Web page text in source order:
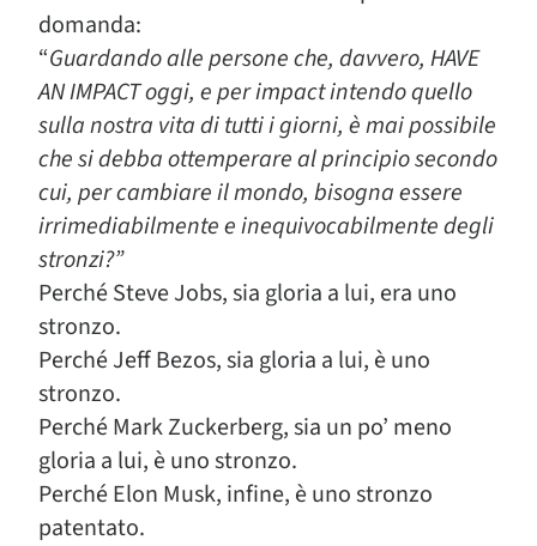
domanda:
“Guardando alle persone che, davvero, HAVE
AN IMPACT oggi, e per impact intendo quello
sulla nostra vita di tutti i giorni, è mai possibile
che si debba ottemperare al principio secondo
cui, per cambiare il mondo, bisogna essere
irrimediabilmente e inequivocabilmente degli
stronzi?”
Perché Steve Jobs, sia gloria a lui, era uno
stronzo.
Perché Jeff Bezos, sia gloria a lui, è uno
stronzo.
Perché Mark Zuckerberg, sia un po’ meno
gloria a lui, è uno stronzo.
Perché Elon Musk, infine, è uno stronzo
patentato.